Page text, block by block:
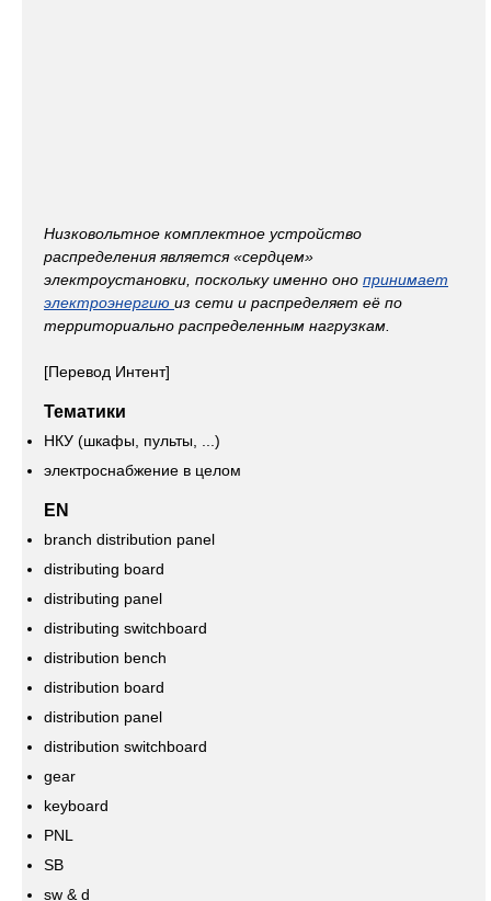
Низковольтное комплектное устройство
распределения является «сердцем»
электроустановки, поскольку именно оно принимает
электроэнергию из сети и распределяет её по
территориально распределенным нагрузкам.
[Перевод Интент]
Тематики
НКУ (шкафы, пульты, ...)
электроснабжение в целом
EN
branch distribution panel
distributing board
distributing panel
distributing switchboard
distribution bench
distribution board
distribution panel
distribution switchboard
gear
keyboard
PNL
SB
sw & d